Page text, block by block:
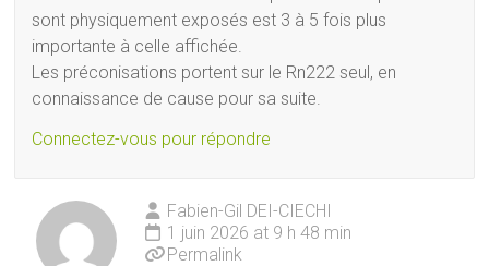
sont physiquement exposés est 3 à 5 fois plus
importante à celle affichée.
Les préconisations portent sur le Rn222 seul, en
connaissance de cause pour sa suite.
Connectez-vous pour répondre
Fabien-Gil DEI-CIECHI
1 juin 2026 at 9 h 48 min
Permalink